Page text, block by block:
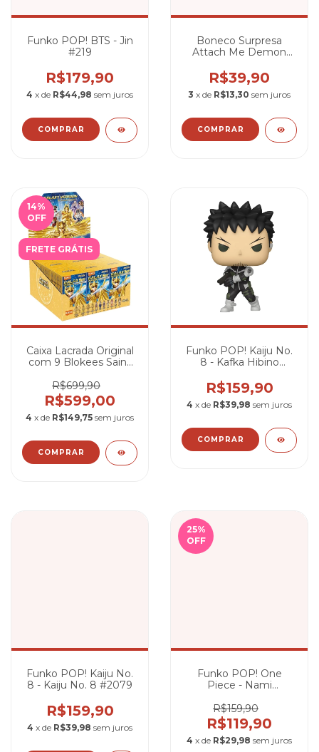
Funko POP! BTS - Jin
#219
R$179,90
4 x de R$44,98 sem juros
Boneco Surpresa
Attach Me Demon
R$39,90
3 x de R$13,30 sem juros
14%
OFF
FRETE GRÁTIS
Caixa Lacrada Original
com 9 Blokees Saint
01
R$699,90
R$599,00
4 x de R$149,75 sem juros
Funko POP! Kaiju No.
8 - Kafka Hibino
R$159,90
4 x de R$39,98 sem juros
Funko POP! Kaiju No.
8 - Kaiju No. 8 #2079
R$159,90
4 x de R$39,98 sem juros
25%
OFF
Funko POP! One
Piece - Nami
R$159,90
R$119,90
4 x de R$29,98 sem juros